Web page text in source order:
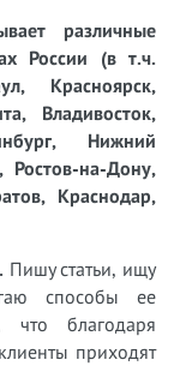
различные
России (в т.ч.
Красноярск,
Владивосток,
Нижний
Ростов-на-Дону,
Краснодар,
Пишу статьи, ищу
способы ее
что благодаря
приходят